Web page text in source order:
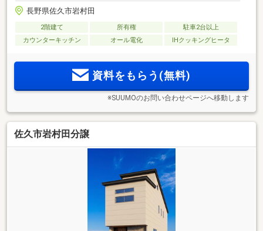
長野県佐久市岩村田
2階建て 所有権
駐車2台以上
カウンターキッチン
オール電化 IHクッキングヒータ
資料をもらう(無料)
※SUUMOのお問い合わせページへ移動します
佐久市岩村田分譲